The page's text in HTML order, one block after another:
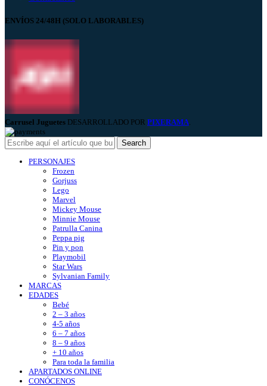
ENVÍOS 24/48H (SOLO LABORABLES)
Carrusel Juguetes DESARROLLADO POR PIXERAMA
Search
PERSONAJES
Frozen
Gorjuss
Lego
Marvel
Mickey Mouse
Minnie Mouse
Patrulla Canina
Peppa pig
Pin y pon
Playmobil
Star Wars
Sylvanian Family
MARCAS
EDADES
Bebé
2 – 3 años
4-5 años
6 – 7 años
8 – 9 años
+ 10 años
Para toda la familia
APARTADOS ONLINE
CONÓCENOS